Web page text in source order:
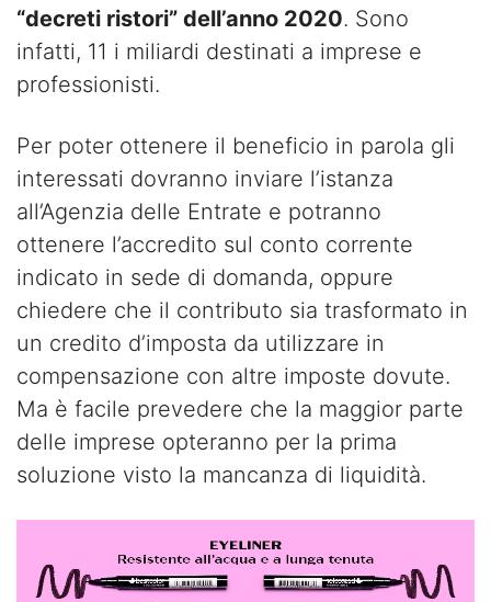
“decreti ristori” dell’anno 2020. Sono
infatti, 11 i miliardi destinati a imprese e
professionisti.
Per poter ottenere il beneficio in parola gli
interessati dovranno inviare l’istanza
all’Agenzia delle Entrate e potranno
ottenere l’accredito sul conto corrente
indicato in sede di domanda, oppure
chiedere che il contributo sia trasformato in
un credito d’imposta da utilizzare in
compensazione con altre imposte dovute.
Ma è facile prevedere che la maggior parte
delle imprese opteranno per la prima
soluzione visto la mancanza di liquidità.